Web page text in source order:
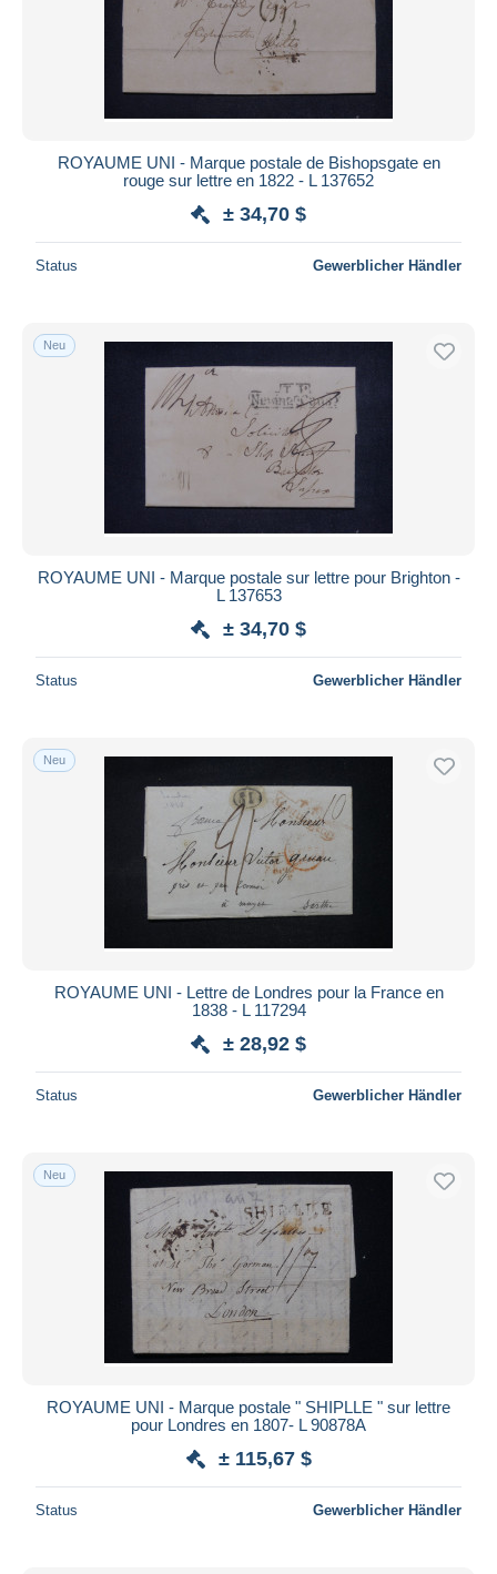
ROYAUME UNI - Marque postale de Bishopsgate en
rouge sur lettre en 1822 - L 137652
± 34,70 $
Status Gewerblicher Händler
Neu
ROYAUME UNI - Marque postale sur lettre pour Brighton -
L 137653
± 34,70 $
Status Gewerblicher Händler
Neu
ROYAUME UNI - Lettre de Londres pour la France en
1838 - L 117294
± 28,92 $
Status Gewerblicher Händler
Neu
ROYAUME UNI - Marque postale " SHIPLLE " sur lettre
pour Londres en 1807- L 90878A
± 115,67 $
Status Gewerblicher Händler